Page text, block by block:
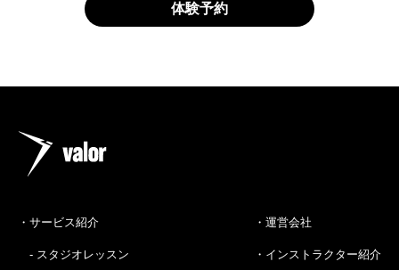
体験予約
・サービス紹介
- スタジオレッスン
・運営会社
・インストラクター紹介